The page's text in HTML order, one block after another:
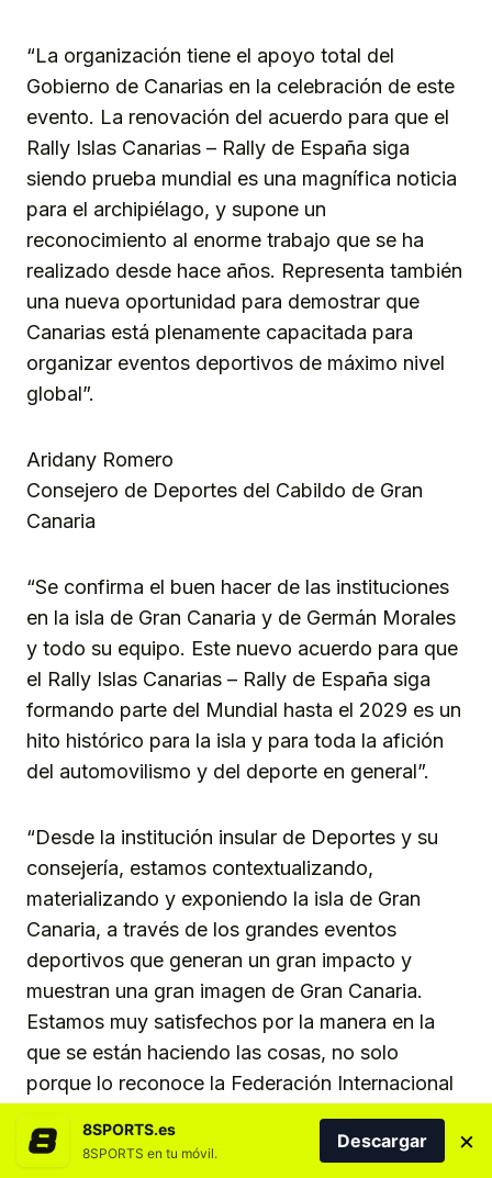
“La organización tiene el apoyo total del
Gobierno de Canarias en la celebración de este
evento. La renovación del acuerdo para que el
Rally Islas Canarias – Rally de España siga
siendo prueba mundial es una magnífica noticia
para el archipiélago, y supone un
reconocimiento al enorme trabajo que se ha
realizado desde hace años. Representa también
una nueva oportunidad para demostrar que
Canarias está plenamente capacitada para
organizar eventos deportivos de máximo nivel
global”.
Aridany Romero
Consejero de Deportes del Cabildo de Gran
Canaria
“Se confirma el buen hacer de las instituciones
en la isla de Gran Canaria y de Germán Morales
y todo su equipo. Este nuevo acuerdo para que
el Rally Islas Canarias – Rally de España siga
formando parte del Mundial hasta el 2029 es un
hito histórico para la isla y para toda la afición
del automovilismo y del deporte en general”.
“Desde la institución insular de Deportes y su
consejería, estamos contextualizando,
materializando y exponiendo la isla de Gran
Canaria, a través de los grandes eventos
deportivos que generan un gran impacto y
muestran una gran imagen de Gran Canaria.
Estamos muy satisfechos por la manera en la
que se están haciendo las cosas, no solo
porque lo reconoce la Federación Internacional
de Automovilismo y WRC Promoter, que es
quien explota y organiza el Mundial de Rallies,
8SPORTS.es
8SPORTS en tu móvil.
Descargar ×